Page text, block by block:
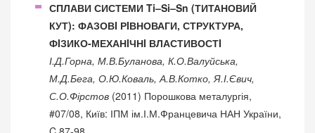
СПЛАВИ СИСТЕМИ Ti–Si–Sn (ТИТАНОВИЙ
КУТ): ФАЗОВI РIВНОВАГИ, СТРУКТУРА,
ФIЗИКО-МЕХАНIЧНI ВЛАСТИВОСТI
І.Д.Горна, М.В.Буланова, К.О.Валуйська,
М.Д.Бега, О.Ю.Коваль, А.В.Котко, Я.І.Євич,
С.О.Фірстов (2011) Порошкова металургія,
#07/08, Київ: ІПМ ім.І.М.Францевича НАН України,